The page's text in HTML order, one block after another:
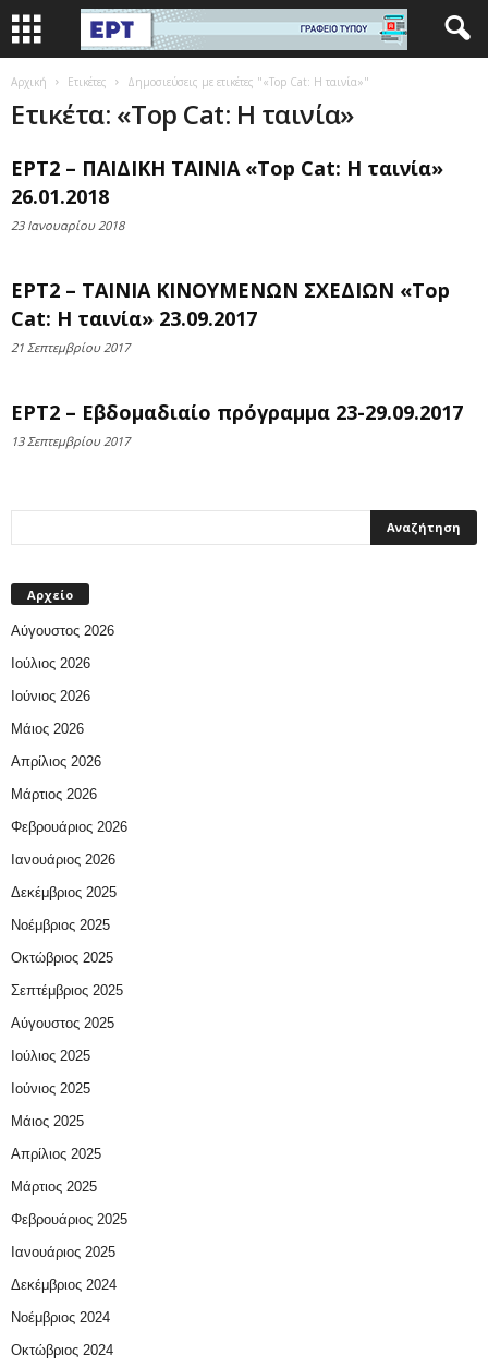
Αρχική Ετικέτες Δημοσιεύσεις με ετικέτες "«Top Cat: Η ταινία»"
Ετικέτα: «Top Cat: Η ταινία»
ΕΡΤ2 – ΠΑΙΔΙΚΗ ΤΑΙΝΙΑ «Top Cat: Η ταινία»
26.01.2018
23 Ιανουαρίου 2018
ΕΡΤ2 – ΤΑΙΝΙΑ ΚΙΝΟΥΜΕΝΩΝ ΣΧΕΔΙΩΝ «Top
Cat: Η ταινία» 23.09.2017
21 Σεπτεμβρίου 2017
ΕΡΤ2 – Εβδομαδιαίο πρόγραμμα 23-29.09.2017
13 Σεπτεμβρίου 2017
Αρχείο
Αύγουστος 2026
Ιούλιος 2026
Ιούνιος 2026
Μάιος 2026
Απρίλιος 2026
Μάρτιος 2026
Φεβρουάριος 2026
Ιανουάριος 2026
Δεκέμβριος 2025
Νοέμβριος 2025
Οκτώβριος 2025
Σεπτέμβριος 2025
Αύγουστος 2025
Ιούλιος 2025
Ιούνιος 2025
Μάιος 2025
Απρίλιος 2025
Μάρτιος 2025
Φεβρουάριος 2025
Ιανουάριος 2025
Δεκέμβριος 2024
Νοέμβριος 2024
Οκτώβριος 2024